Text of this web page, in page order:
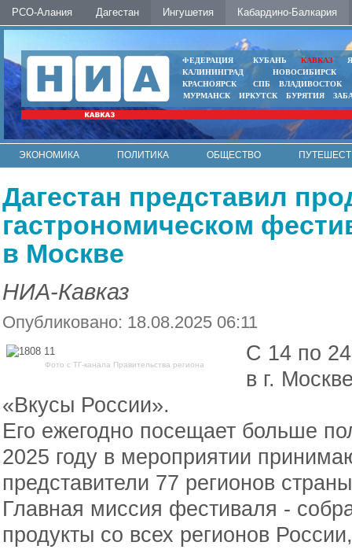
РСО-Алания Дагестан Ингушетия Кабардино-Балкария
ФЕДЕРАЦИЯ КУБАНЬ КАВКАЗ
КАЛИНИНГРАД
НОВОСИБИРСК
КРАСНОЯРСК
СПБ
ВЛАДИВОСТОК
МУРМАНСК
ИРКУТСК БУРЯТИЯ
ЭКОНОМИКА ПОЛИТИКА ОБЩЕСТВО
Дагестан представил
гастрономическом
в Москве
НИА-Кавказ
Опубликовано: 18.08.2025 06:11
Фото с ТГ-канала Правительства региона
С 14 по
в г.
«Вкусы России».
Его ежегодно посещает больше
2025 году в мероприятии
представители 77 регионов
Главная миссия фестиваля -
продукты со всех регионов